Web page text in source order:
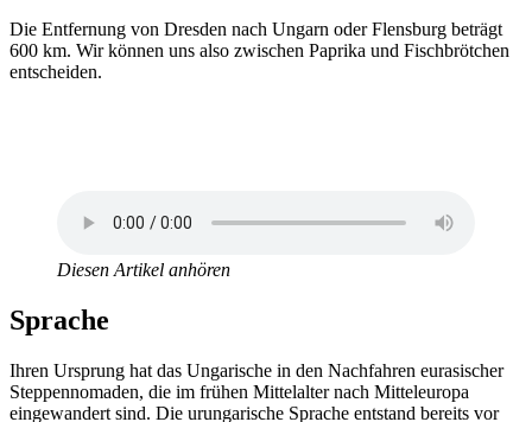
Die Entfernung von Dresden nach Ungarn oder Flensburg beträgt
600 km. Wir können uns also zwischen Paprika und Fischbrötchen
entscheiden.
Diesen Artikel anhören
Sprache
Ihren Ursprung hat das Ungarische in den Nachfahren eurasischer
Steppennomaden, die im frühen Mittelalter nach Mitteleuropa
eingewandert sind. Die urungarische Sprache entstand bereits vor